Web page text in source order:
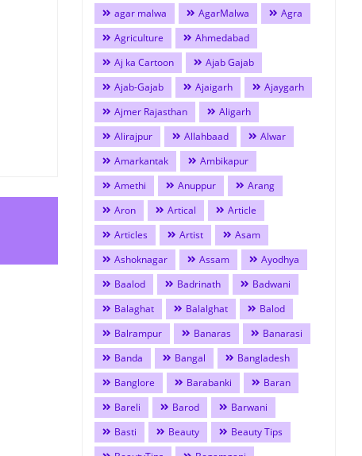
agar malwa
AgarMalwa
Agra
Agriculture
Ahmedabad
Aj ka Cartoon
Ajab Gajab
Ajab-Gajab
Ajaigarh
Ajaygarh
Ajmer Rajasthan
Aligarh
Alirajpur
Allahbaad
Alwar
Amarkantak
Ambikapur
Amethi
Anuppur
Arang
Aron
Artical
Article
Articles
Artist
Asam
Ashoknagar
Assam
Ayodhya
Baalod
Badrinath
Badwani
Balaghat
Balalghat
Balod
Balrampur
Banaras
Banarasi
Banda
Bangal
Bangladesh
Banglore
Barabanki
Baran
Bareli
Barod
Barwani
Basti
Beauty
Beauty Tips